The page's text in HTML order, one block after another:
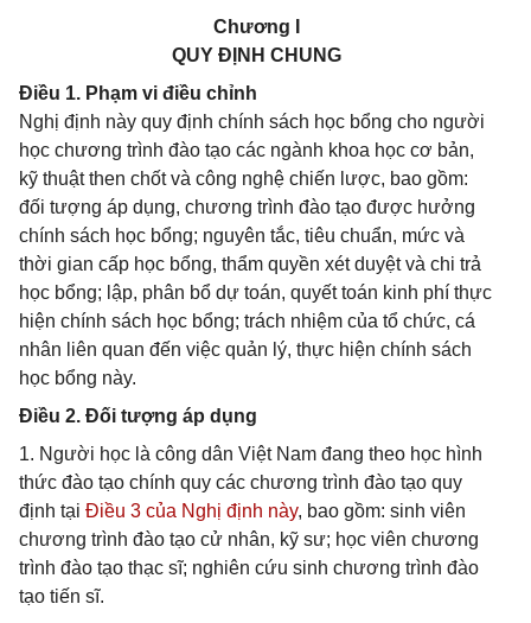
Chương I
QUY ĐỊNH CHUNG
Điều 1. Phạm vi điều chỉnh
Nghị định này quy định chính sách học bổng cho người
học chương trình đào tạo các ngành khoa học cơ bản,
kỹ thuật then chốt và công nghệ chiến lược, bao gồm:
đối tượng áp dụng, chương trình đào tạo được hưởng
chính sách học bổng; nguyên tắc, tiêu chuẩn, mức và
thời gian cấp học bổng, thẩm quyền xét duyệt và chi trả
học bổng; lập, phân bổ dự toán, quyết toán kinh phí thực
hiện chính sách học bổng; trách nhiệm của tổ chức, cá
nhân liên quan đến việc quản lý, thực hiện chính sách
học bổng này.
Điều 2. Đối tượng áp dụng
1. Người học là công dân Việt Nam đang theo học hình
thức đào tạo chính quy các chương trình đào tạo quy
định tại Điều 3 của Nghị định này, bao gồm: sinh viên
chương trình đào tạo cử nhân, kỹ sư; học viên chương
trình đào tạo thạc sĩ; nghiên cứu sinh chương trình đào
tạo tiến sĩ.